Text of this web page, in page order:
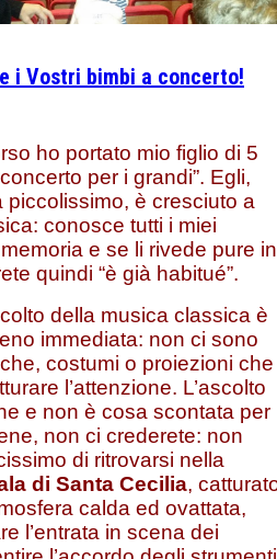
i Vostri bimbi a concerto!
ho portato mio figlio di 5
per i grandi”. Egli,
piccolissimo, è cresciuto a
conosce tutti i miei
e se li rivede pure in
quindi “è già habitué”.
della musica classica è
immediata: non ci sono
costumi o proiezioni che
l’attenzione. L’ascolto
e non è cosa scontata per
non ci crederete: non
di ritrovarsi nella
di Santa Cecilia,
calda ed ovattata,
l’entrata in scena dei